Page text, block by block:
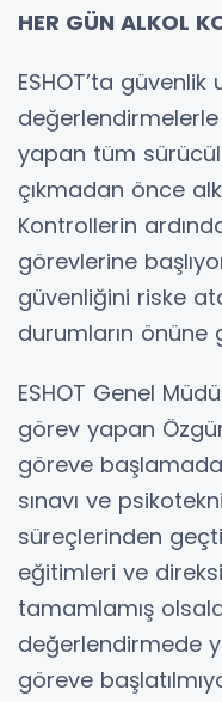
HER GÜN ALKOL
ESHOT’ta
değerlendirmelerle
yapan tüm
çıkmadan önce
Kontrollerin
görevlerine
güvenliğini riske
durumların önüne
ESHOT Genel
görev yapan
göreve
sınavı ve
süreçlerinden
eğitimleri ve
tamamlamış
değerlendirmede
göreve